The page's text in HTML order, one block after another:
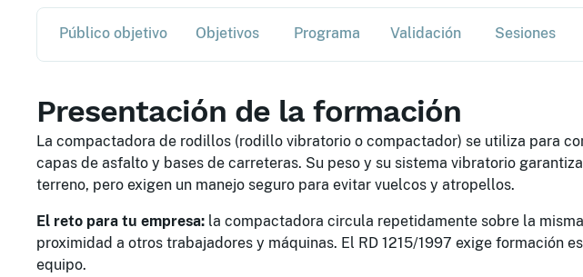
Público objetivo Objetivos Programa Validación Sesiones
Presentación de la formación
La compactadora de rodillos (rodillo vibratorio o compactador) se utiliza para
capas de asfalto y bases de carreteras. Su peso y su sistema vibratorio
terreno, pero exigen un manejo seguro para evitar vuelcos y atropellos.
El reto para tu empresa: la compactadora circula repetidamente sobre la
proximidad a otros trabajadores y máquinas. El RD 1215/1997 exige formación
equipo.